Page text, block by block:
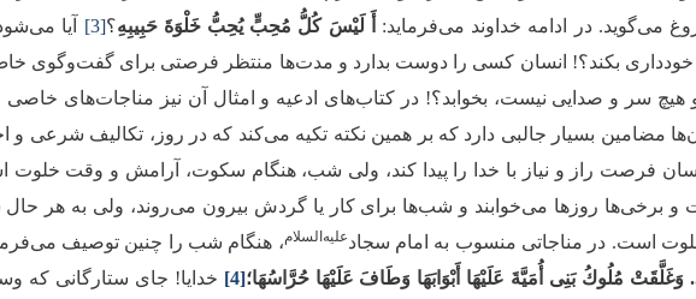
می‌گوید. در ادامه خداوند می‌فرماید:
أَ لَیْسَ كُلُّ مُحِبٍّ یُحِبُّ خَلْوَةَ حَبِیبِهِ؟[3] آیا
بکند؟! انسان کسی را دوست بدارد و مدت‌ها منتظر فرصتی برای گفت‌وگوی
هیچ سر و صدایی نیست، بخوابد؟! در کتاب‌های ادعیه و امثال آن نیز مناجات‌های
مضامین بسیار جالبی دارد که بر همین نکته تکیه می‌کند که در روز، تکالیف شرعی
فرصت راز و نیاز با خدا را پیدا کند، ولی شب، هنگام سکوت، آرامش و وقت خلوت
و برخی‌ها روزها می‌خوابند و شب‌ها برای کار یا گردش بیرون می‌روند، ولی به
است. در مناجاتی منسوب به امام سجادعلیه‌السلام، هنگام شب را چنین توصیف
وَغَلَّقَتْ مُلُوكُ بَنِی أُمَیَّةَ عَلَیْهَا أَبْوَابَهَا وَطَافَ عَلَیْهَا حُرَّاسُهَا؛[4] خدایا! جای ستارگانی که